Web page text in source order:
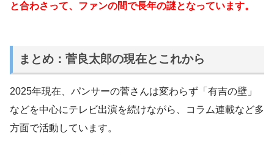
と合わさって、ファンの間で長年の謎となっています。
まとめ：菅良太郎の現在とこれから
2025年現在、パンサーの菅さんは変わらず「有吉の壁」
などを中心にテレビ出演を続けながら、コラム連載など多
方面で活動しています。